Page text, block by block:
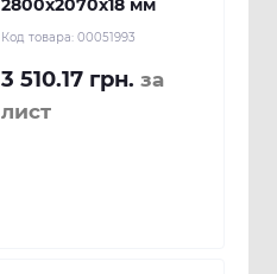
2800x2070x18 мм
Код товара: 00051993
3 510.17 грн. за
лист